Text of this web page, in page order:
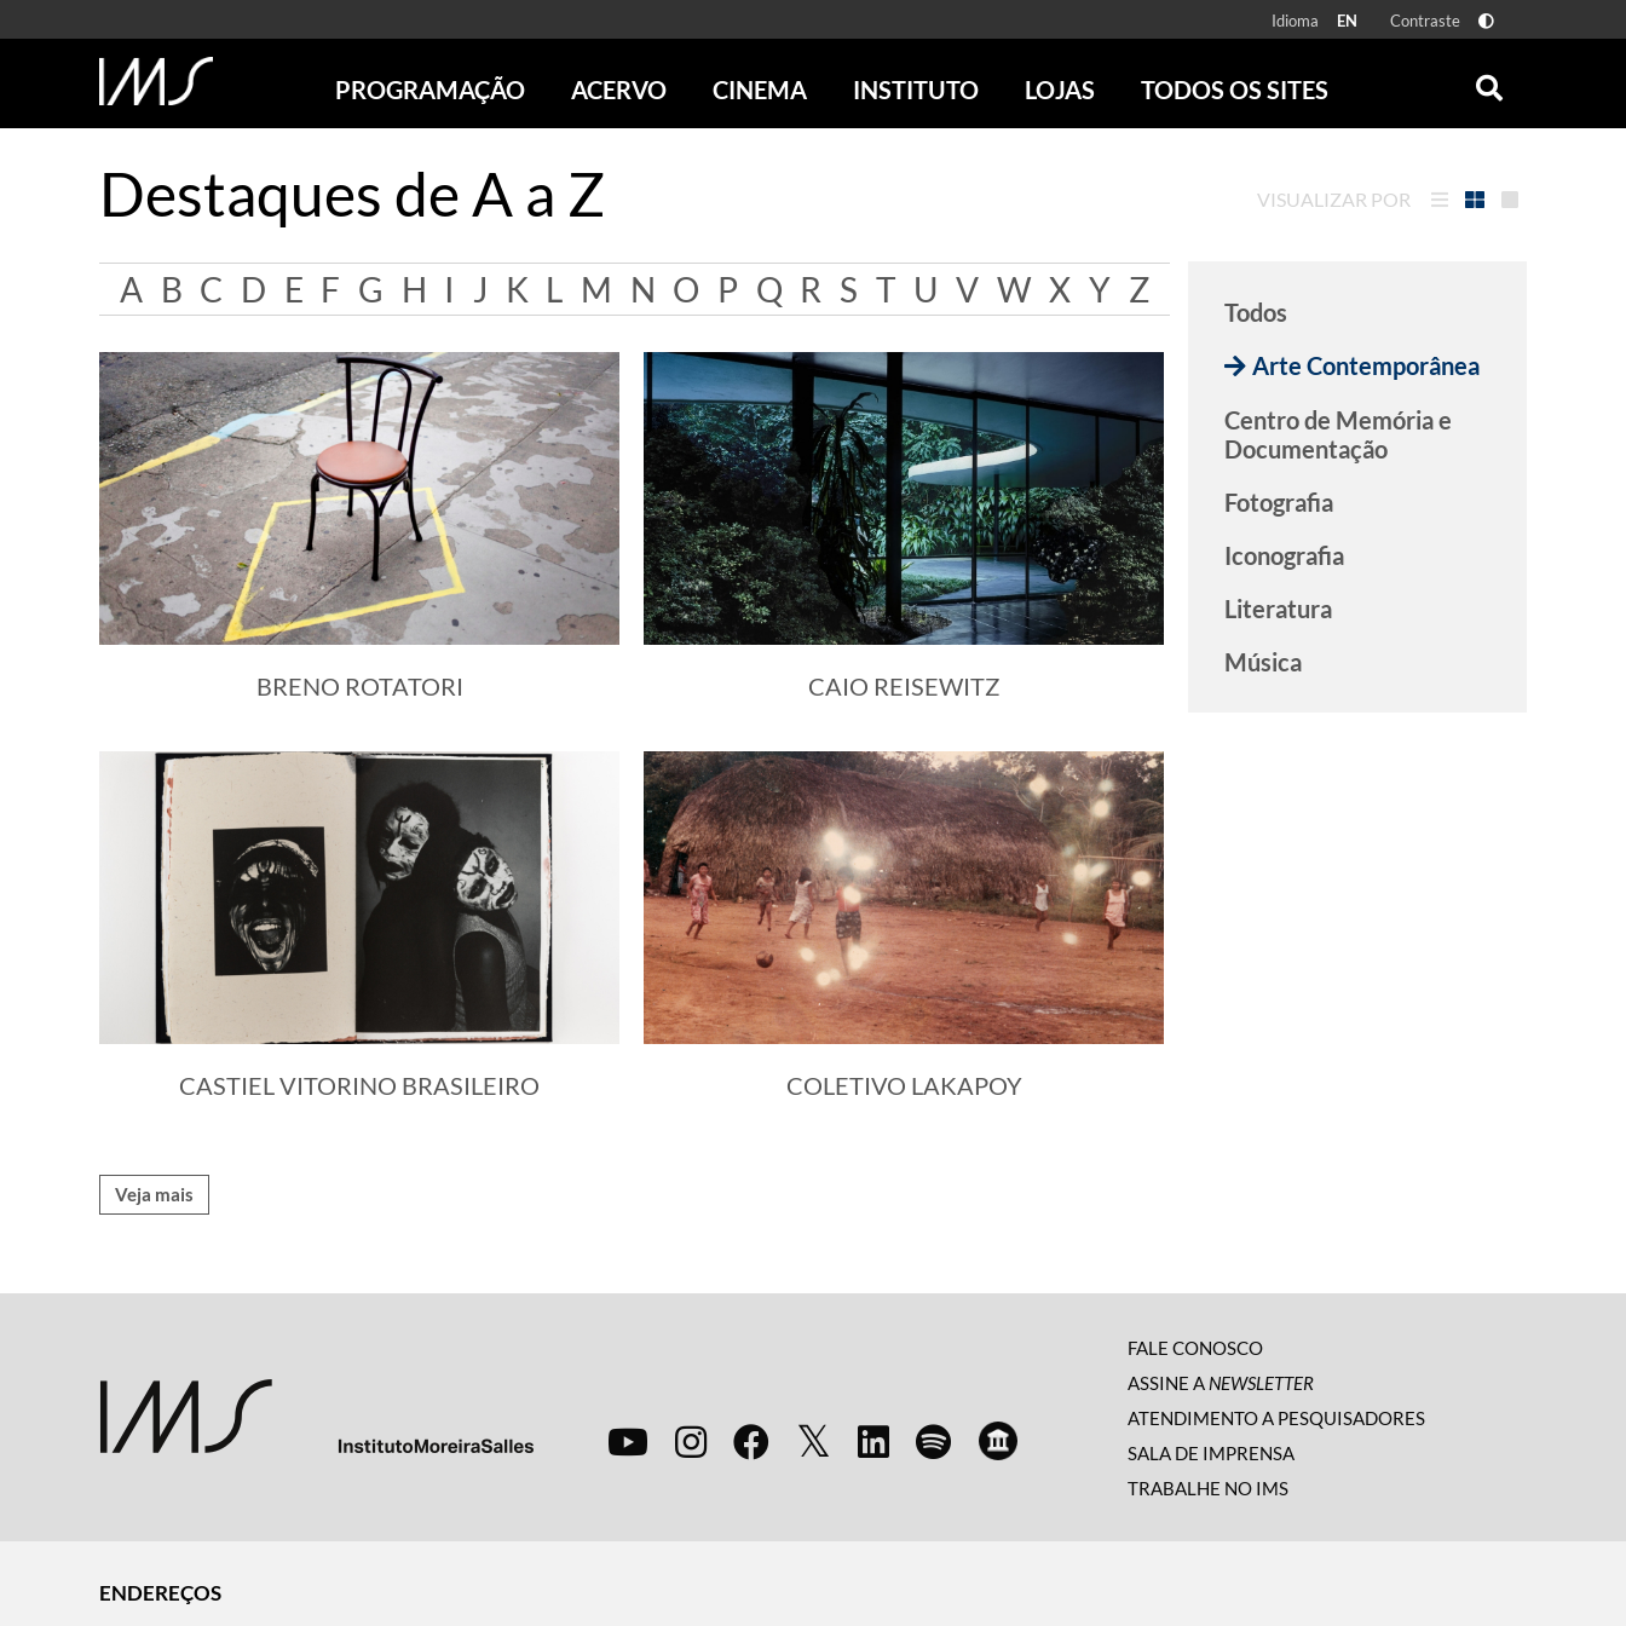
Idioma EN Contraste
PROGRAMAÇÃO
SÃO PAULO
RIO DE JANEIRO
ONLINE
EXPOSIÇÕES
EM CARTAZ
FUTURAS
ANTERIORES
TOURS VIRTUAIS
VISITAS MEDIADAS
ACERVO
SOBRE O ACERVO
FOTOGRAFIA
LITERATURA
MÚSICA
BIBLIOTECA DE FOTOGRAFIA
DESTAQUES DE A a Z
PROGRAMA CONVIDA
POR DENTRO DO ACERVO
CINEMA
BLOG DO CINEMA
REVISTAS DE PROGRAMAÇÃO
COLEÇÃO DVD IMS
INSTITUTO
SOBRE O IMS
QUEM SOMOS
AÇÃO SOCIAL
EDUCAÇÃO
ESCOLA ESCUTA
PUBLICAÇÕES E DVDs
LOJAS TODOS OS SITES
DISCOGRAFIA BRASILEIRA
TESTEMUNHA OCULAR
Destaques de A a Z VISUALIZAR POR
A B C D E F G H I J K L M N O P Q R S T U V W X Y Z
BRENO ROTATORI CAIO REISEWITZ
CASTIEL VITORINO BRASILEIRO COLETIVO LAKAPOY
Veja mais
Todos
Arte Contemporânea
Centro de Memória e
Documentação
Fotografia
Iconografia
Literatura
Música
FALE CONOSCO
ASSINE A NEWSLETTER
ATENDIMENTO A PESQUISADORES
SALA DE IMPRENSA
TRABALHE NO IMS
ENDEREÇOS